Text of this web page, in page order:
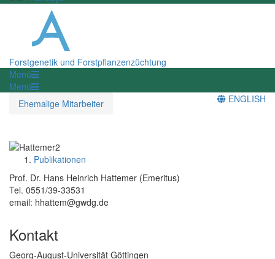
Forstgenetik und Forstpflanzenzüchtung
Menü
Menü
Ehemalige Mitarbeiter
ENGLISH
Publikationen
Prof. Dr. Hans Heinrich Hattemer (Emeritus)
Tel. 0551/39-33531
email: hhattem@gwdg.de
Kontakt
Georg-August-Universität Göttingen